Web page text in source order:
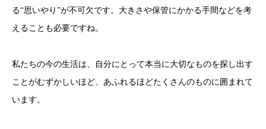
る“思いやり”が不可欠です。大きさや保管にかかる手間などを考
えることも必要ですね。
私たちの今の生活は、自分にとって本当に大切なものを探し出す
ことがむずかしいほど、あふれるほどたくさんのものに囲まれて
います。